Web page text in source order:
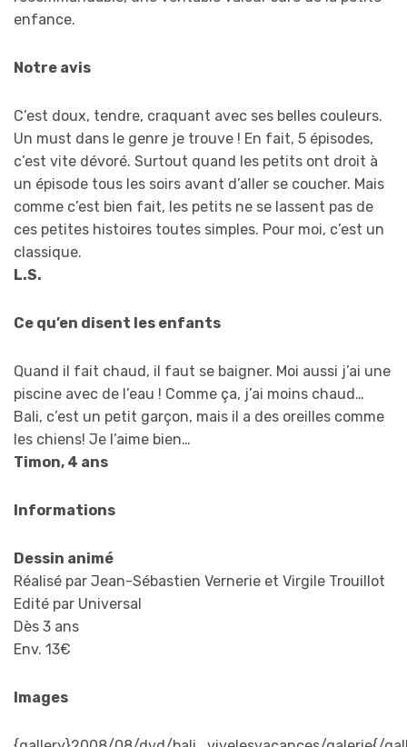
enfance.
Notre avis
C’est doux, tendre, craquant avec ses belles couleurs.
Un must dans le genre je trouve ! En fait, 5 épisodes,
c’est vite dévoré. Surtout quand les petits ont droit à
un épisode tous les soirs avant d’aller se coucher. Mais
comme c’est bien fait, les petits ne se lassent pas de
ces petites histoires toutes simples. Pour moi, c’est un
classique.
L.S.
Ce qu’en disent les enfants
Quand il fait chaud, il faut se baigner. Moi aussi j’ai une
piscine avec de l’eau ! Comme ça, j’ai moins chaud…
Bali, c’est un petit garçon, mais il a des oreilles comme
les chiens! Je l’aime bien…
Timon, 4 ans
Informations
Dessin animé
Réalisé par Jean-Sébastien Vernerie et Virgile Trouillot
Edité par Universal
Dès 3 ans
Env. 13€
Images